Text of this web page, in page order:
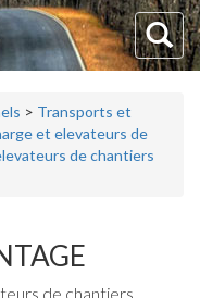
> Transports et
et elevateurs de
de chantiers
de chantiers